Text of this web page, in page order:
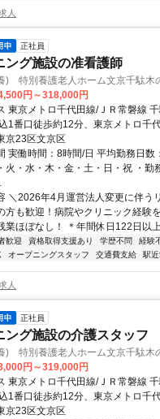
人
正社員
ング施設の准看護師
) 特別養護老人ホーム文京千駄木
円～318,000円
東京メトロ千代田線/ＪＲ常磐線
1番口徒歩約12分、東京メトロ千
京23区文京区
実働時間：8時間/日 平均勤務日
火・水・木・金・土・日・祝 ・
＼2026年4月運営法人変更に伴う
方も歓迎！病院やクリニック経験
業ほぼなし！ ＊年間休日122日以
歓迎 資格取得支援あり 学歴不問 経験
オープニングスタッフ 交通費支給 駅
人
正社員
ング施設の介護スタッフ
) 特別養護老人ホーム文京千駄木
円～319,000円
東京メトロ千代田線/ＪＲ常磐線
1番口徒歩約12分、東京メトロ千
京23区文京区